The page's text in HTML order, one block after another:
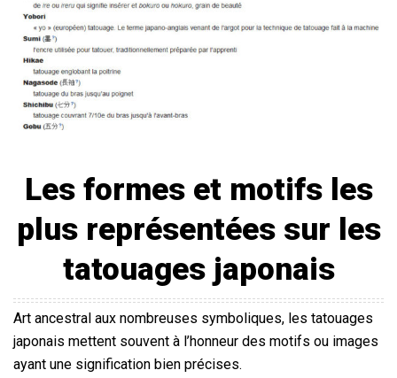
Les formes et motifs les
plus représentées sur les
tatouages japonais
Art ancestral aux nombreuses symboliques, les tatouages
japonais mettent souvent à l’honneur des motifs ou images
ayant une signification bien précises.